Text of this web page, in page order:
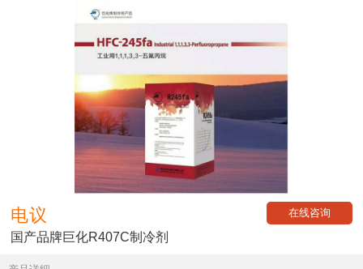
电议 在线咨询
国产品牌巨化R407C制冷剂